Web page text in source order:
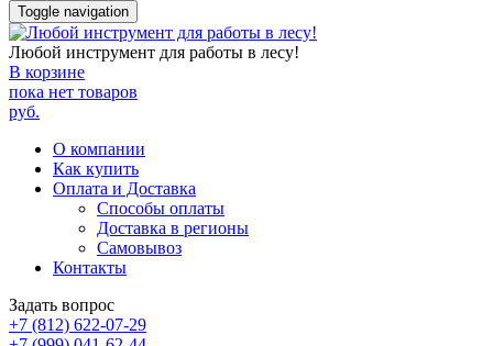
Toggle navigation
Любой инструмент для работы в лесу!
В корзине
пока нет товаров
руб.
О компании
Как купить
Оплата и Доставка
Способы оплаты
Доставка в регионы
Самовывоз
Контакты
Задать вопрос
+7 (812) 622-07-29